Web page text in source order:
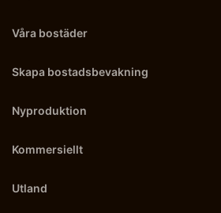
Våra bostäder
Skapa bostadsbevakning
Nyproduktion
Kommersiellt
Utland